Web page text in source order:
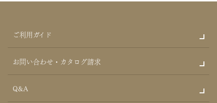
ご利用ガイド
お問い合わせ・カタログ請求
Q&A